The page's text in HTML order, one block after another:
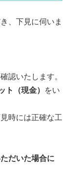
、下見に伺いま
認いたします。
ト（現金）
をい
時には正確な工
だいた場合に